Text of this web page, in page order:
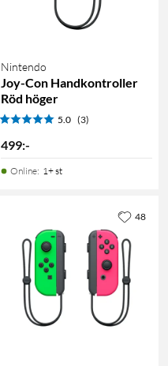
Nintendo
Joy-Con Handkontroller
Röd höger
5.0 (3)
499:-
Online: 1+ st
48